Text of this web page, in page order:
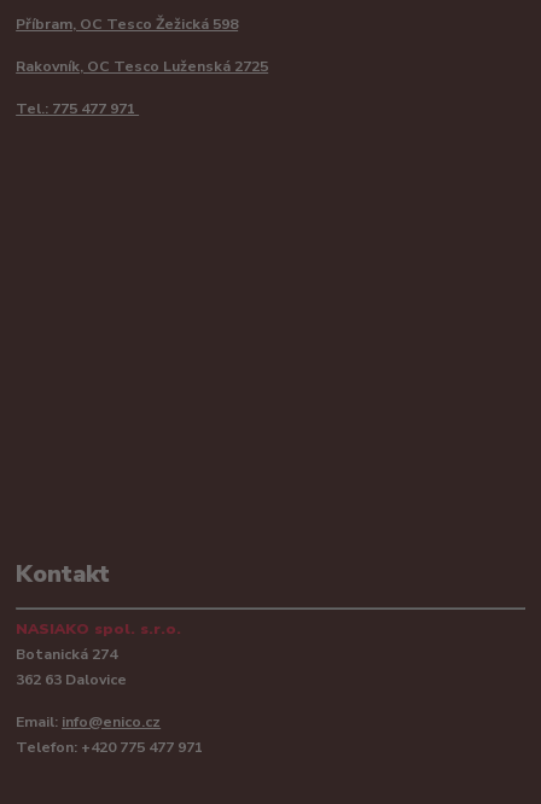
Příbram, OC Tesco Žežická 598
Rakovník, OC Tesco Luženská 2725
Tel.: 775 477 971
Kontakt
NASIAKO spol. s.r.o.
Botanická 274
362 63 Dalovice
Email: info@enico.cz
Telefon: +420 775 477 971